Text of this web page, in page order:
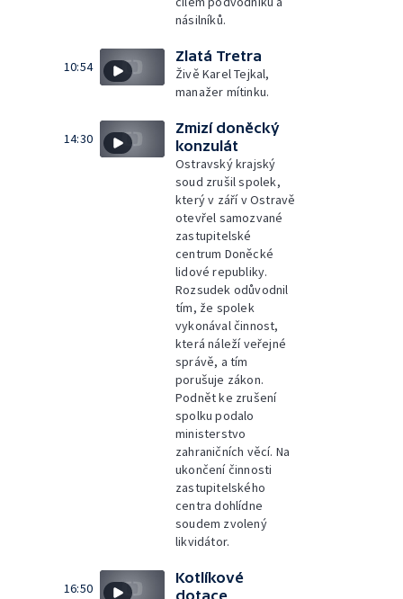
násilníků.
10:54
Zlatá Tretra
Živě Karel Tejkal,
manažer mítinku.
14:30
Zmizí doněcký
konzulát
Ostravský krajský
soud zrušil spolek,
který v září v Ostravě
otevřel samozvané
zastupitelské
centrum Doněcké
lidové republiky.
Rozsudek odůvodnil
tím, že spolek
vykonával činnost,
která náleží veřejné
správě, a tím
porušuje zákon.
Podnět ke zrušení
spolku podalo
ministerstvo
zahraničních věcí. Na
ukončení činnosti
zastupitelského
centra dohlídne
soudem zvolený
likvidátor.
16:50
Kotlíkové
dotace